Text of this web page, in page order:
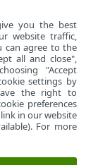
you the best
website traffic,
can agree to the
all and close",
"Accept
settings by
the right to
preferences
in our website
For more